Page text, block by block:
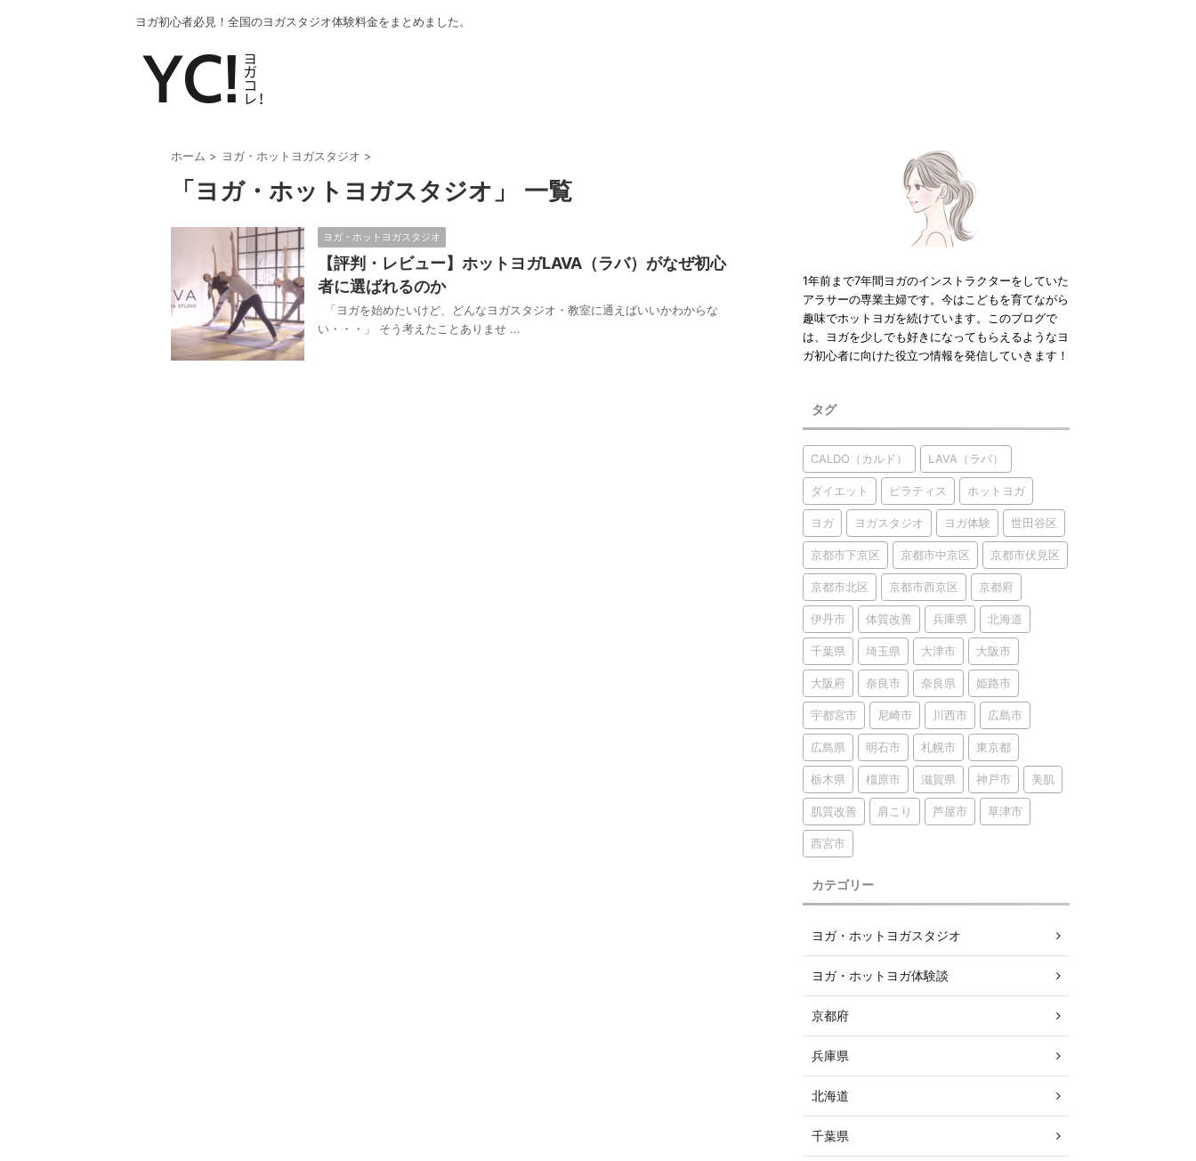
ヨガ初心者必見！全国のヨガスタジオ体験料金をまとめました。
ホーム > ヨガ・ホットヨガスタジオ >
「ヨガ・ホットヨガスタジオ」 一覧
ヨガ・ホットヨガスタジオ
【評判・レビュー】ホットヨガLAVA（ラバ）がなぜ初心
者に選ばれるのか
「ヨガを始めたいけど、どんなヨガスタジオ・教室に通えばいいかわからな
い・・・」 そう考えたことありませ ...
1年前まで7年間ヨガのインストラクターをしていた
アラサーの専業主婦です。今はこどもを育てながら
趣味でホットヨガを続けています。このブログで
は、ヨガを少しでも好きになってもらえるようなヨ
ガ初心者に向けた役立つ情報を発信していきます！
タグ
CALDO（カルド） LAVA（ラバ）
ダイエット ピラティス ホットヨガ
ヨガ ヨガスタジオ ヨガ体験 世田谷区
京都市下京区 京都市中京区 京都市伏見区
京都市北区 京都市西京区 京都府
伊丹市 体質改善 兵庫県 北海道
千葉県 埼玉県 大津市 大阪市
大阪府 奈良市 奈良県 姫路市
宇都宮市 尼崎市 川西市 広島市
広島県 明石市 札幌市 東京都
栃木県 橿原市 滋賀県 神戸市 美肌
肌質改善 肩こり 芦屋市 草津市
西宮市
カテゴリー
ヨガ・ホットヨガスタジオ
ヨガ・ホットヨガ体験談
京都府
兵庫県
北海道
千葉県